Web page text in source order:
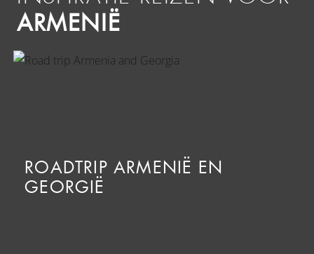
ARMENIË
ROADTRIP ARMENIË EN
GEORGIË